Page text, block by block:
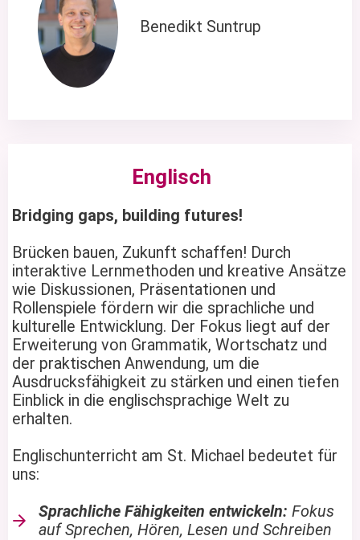
Benedikt Suntrup
Englisch
Bridging gaps, building futures!
Brücken bauen, Zukunft schaffen! Durch
interaktive Lernmethoden und kreative Ansätze
wie Diskussionen, Präsentationen und
Rollenspiele fördern wir die sprachliche und
kulturelle Entwicklung. Der Fokus liegt auf der
Erweiterung von Grammatik, Wortschatz und
der praktischen Anwendung, um die
Ausdrucksfähigkeit zu stärken und einen tiefen
Einblick in die englischsprachige Welt zu
erhalten.
Englischunterricht am St. Michael bedeutet für
uns:
Sprachliche Fähigkeiten entwickeln: Fokus
auf Sprechen, Hören, Lesen und Schreiben